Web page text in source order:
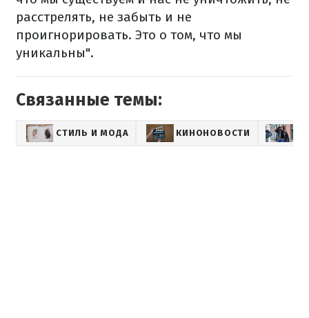
расстрелять, не забыть и не
проигнорировать. Это о том, что мы
уникальны".
Связанные темы:
СТИЛЬ И МОДА КИНОНОВОСТИ